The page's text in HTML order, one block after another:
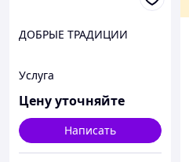
ДОБРЫЕ ТРАДИЦИИ
Услуга
Цену уточняйте
Написать